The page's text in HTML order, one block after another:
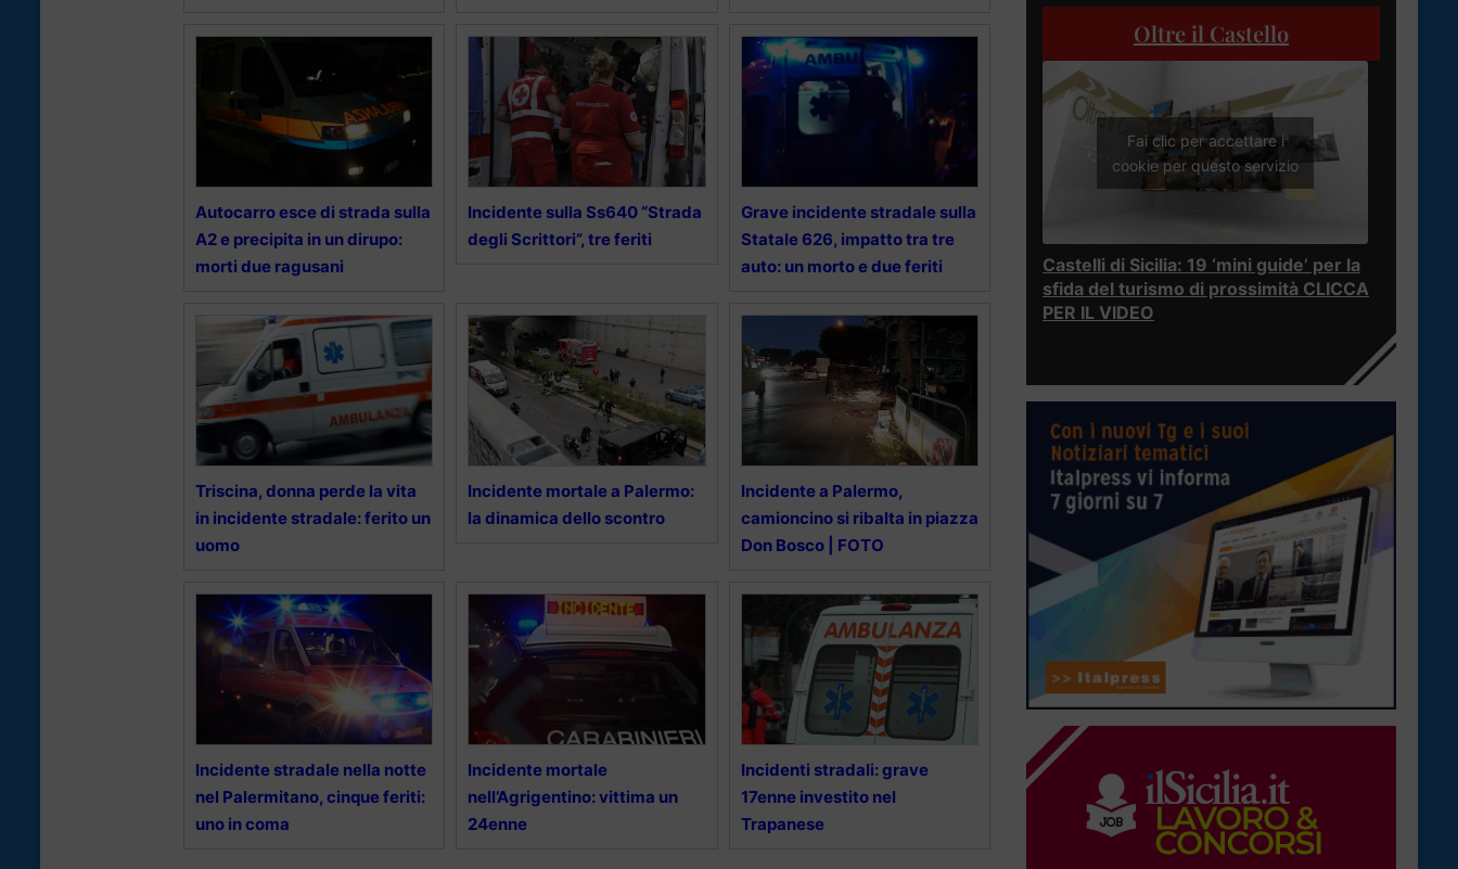
Autocarro esce di strada sulla
A2 e precipita in un dirupo:
morti due ragusani
Incidente sulla Ss640 “Strada
degli Scrittori”, tre feriti
Grave incidente stradale sulla
Statale 626, impatto tra tre
auto: un morto e due feriti
Triscina, donna perde la vita
in incidente stradale: ferito un
uomo
Incidente mortale a Palermo:
la dinamica dello scontro
Incidente a Palermo,
camioncino si ribalta in piazza
Don Bosco | FOTO
Incidente stradale nella notte
nel Palermitano, cinque feriti:
uno in coma
Incidente mortale
nell’Agrigentino: vittima un
24enne
Incidenti stradali: grave
17enne investito nel
Trapanese
Oltre il Castello
Fai clic per accettare i
cookie per questo servizio
Castelli di Sicilia: 19 ‘mini guide’ per la
sfida del turismo di prossimità CLICCA
PER IL VIDEO